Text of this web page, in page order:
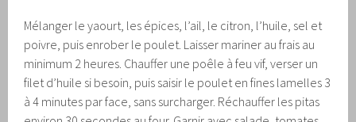
Mélanger le yaourt, les épices, l’ail, le citron, l’huile, sel et
poivre, puis enrober le poulet. Laisser mariner au frais au
minimum 2 heures. Chauffer une poêle à feu vif, verser un
filet d’huile si besoin, puis saisir le poulet en fines lamelles 3
à 4 minutes par face, sans surcharger. Réchauffer les pitas